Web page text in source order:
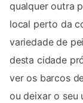
qualquer outra
local perto da
variedade de
desta cidade
ver os barcos
ou deixar o seu